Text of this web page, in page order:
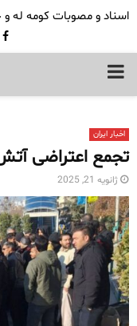
اسناد و مصوبات کومه له
PRIMARY
اخبار ایران
تجمع اعتراضی
ژانویه 21, 2025